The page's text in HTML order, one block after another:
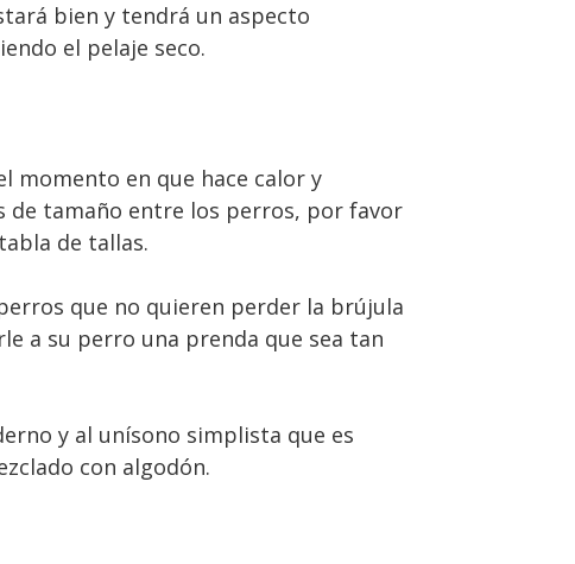
bien y tendrá un aspecto
el pelaje seco.
momento en que hace calor y
de tamaño entre los perros, por favor
de tallas.
que no quieren perder la brújula
a su perro una prenda que sea tan
y al unísono simplista que es
con algodón.